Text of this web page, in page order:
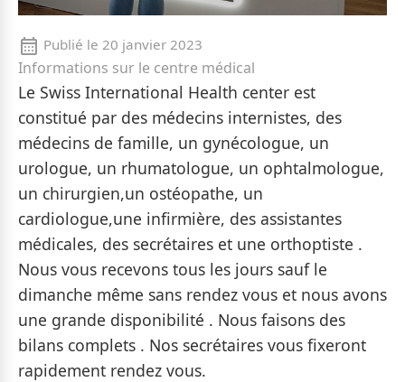
Publié le 20 janvier 2023
Informations sur le centre médical
Le Swiss International Health center est
constitué par des médecins internistes, des
médecins de famille, un gynécologue, un
urologue, un rhumatologue, un ophtalmologue,
un chirurgien,un ostéopathe, un
cardiologue,une infirmière, des assistantes
médicales, des secrétaires et une orthoptiste .
Nous vous recevons tous les jours sauf le
dimanche même sans rendez vous et nous avons
une grande disponibilité . Nous faisons des
bilans complets . Nos secrétaires vous fixeront
rapidement rendez vous.